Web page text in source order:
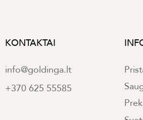
KONTAKTAI
info@goldinga.lt
+370 625 55585